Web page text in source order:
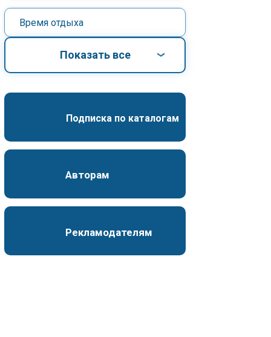
Время отдыха
Показать все
Подписка по каталогам
Авторам
Рекламодателям